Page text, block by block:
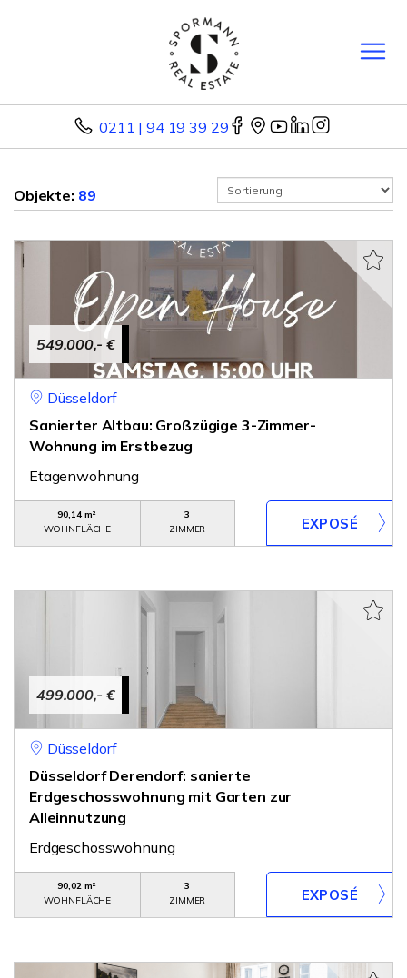
0211 | 94 19 39 29
Objekte: 89
549.000,- €
Düsseldorf
Sanierter Altbau: Großzügige 3-Zimmer-
Wohnung im Erstbezug
Etagenwohnung
90,14 m²
WOHNFLÄCHE
3
ZIMMER
499.000,- €
Düsseldorf
Düsseldorf Derendorf: sanierte
Erdgeschosswohnung mit Garten zur
Alleinnutzung
Erdgeschosswohnung
90,02 m²
WOHNFLÄCHE
3
ZIMMER